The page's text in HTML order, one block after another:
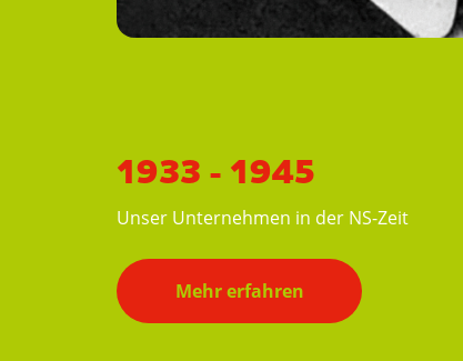
Main
UNSERE
1933 - 1945
Unser Unternehmen in der NS-Zeit
Mehr erfahren